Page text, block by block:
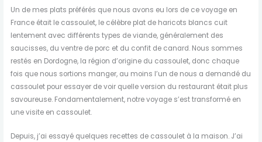
Un de mes plats préférés que nous avons eu lors de ce voyage en
France était le cassoulet, le célèbre plat de haricots blancs cuit
lentement avec différents types de viande, généralement des
saucisses, du ventre de porc et du confit de canard. Nous sommes
restés en Dordogne, la région d’origine du cassoulet, donc chaque
fois que nous sortions manger, au moins l’un de nous a demandé du
cassoulet pour essayer de voir quelle version du restaurant était plus
savoureuse. Fondamentalement, notre voyage s’est transformé en
une visite en cassoulet.
Depuis, j’ai essayé quelques recettes de cassoulet à la maison. J’ai